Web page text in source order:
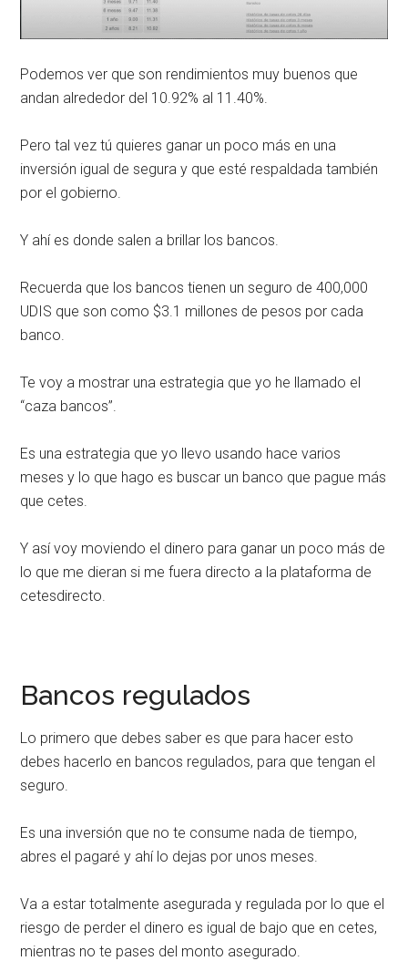
Podemos ver que son rendimientos muy buenos que
andan alrededor del 10.92% al 11.40%.
Pero tal vez tú quieres ganar un poco más en una
inversión igual de segura y que esté respaldada también
por el gobierno.
Y ahí es donde salen a brillar los bancos.
Recuerda que los bancos tienen un seguro de 400,000
UDIS que son como $3.1 millones de pesos por cada
banco.
Te voy a mostrar una estrategia que yo he llamado el
“caza bancos”.
Es una estrategia que yo llevo usando hace varios
meses y lo que hago es buscar un banco que pague más
que cetes.
Y así voy moviendo el dinero para ganar un poco más de
lo que me dieran si me fuera directo a la plataforma de
cetesdirecto.
Bancos regulados
Lo primero que debes saber es que para hacer esto
debes hacerlo en bancos regulados, para que tengan el
seguro.
Es una inversión que no te consume nada de tiempo,
abres el pagaré y ahí lo dejas por unos meses.
Va a estar totalmente asegurada y regulada por lo que el
riesgo de perder el dinero es igual de bajo que en cetes,
mientras no te pases del monto asegurado.